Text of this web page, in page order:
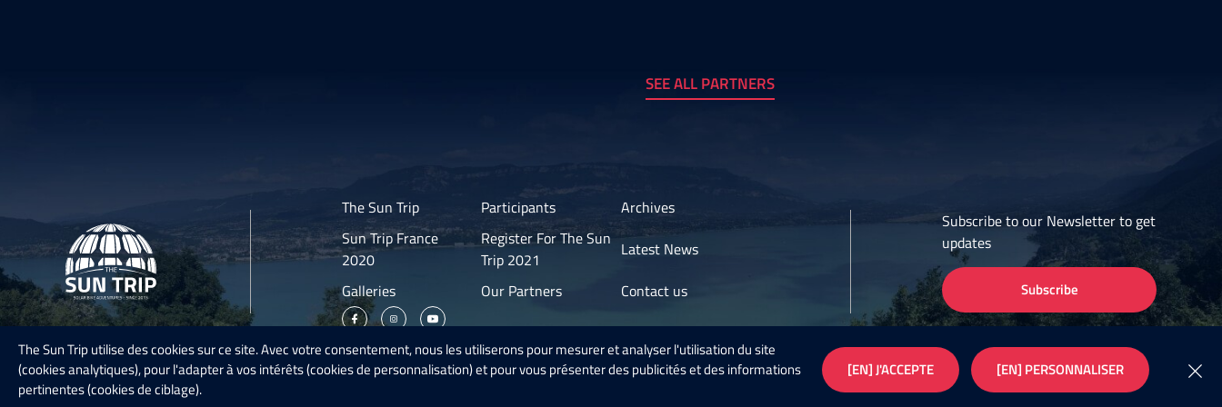
SEE ALL PARTNERS
The Sun Trip Participants
Archives
Sun Trip France
2020
Register For The Sun
Trip 2021
Latest News
Galleries
Our Partners Contact us
Subscribe to our Newsletter to get
updates
Subscribe
Privacy Sitemap Contact us Conception
The Sun Trip utilise des cookies sur ce site. Avec votre consentement, nous les utiliserons pour mesurer et analyser l'utilisation du site
(cookies analytiques), pour l'adapter à vos intérêts (cookies de personnalisation) et pour vous présenter des publicités et des informations
pertinentes (cookies de ciblage).
[EN] J'ACCEPTE [EN] PERSONNALISER